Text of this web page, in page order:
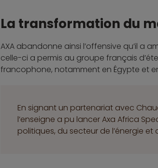
La transformation du
AXA abandonne ainsi l’offensive qu’il a
celle-ci a permis au groupe français
francophone, notamment en Égypte et
En signant un partenariat avec
l’enseigne a pu lancer Axa Africa
politiques, du secteur de l’énergie et